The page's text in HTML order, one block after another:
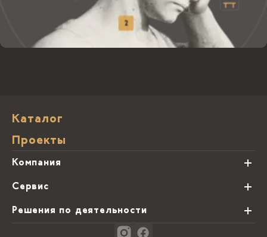
Каталог
Проекты
Компания
О нас
Блог
Сервис
Виды обработки камня
Решения по деятельности